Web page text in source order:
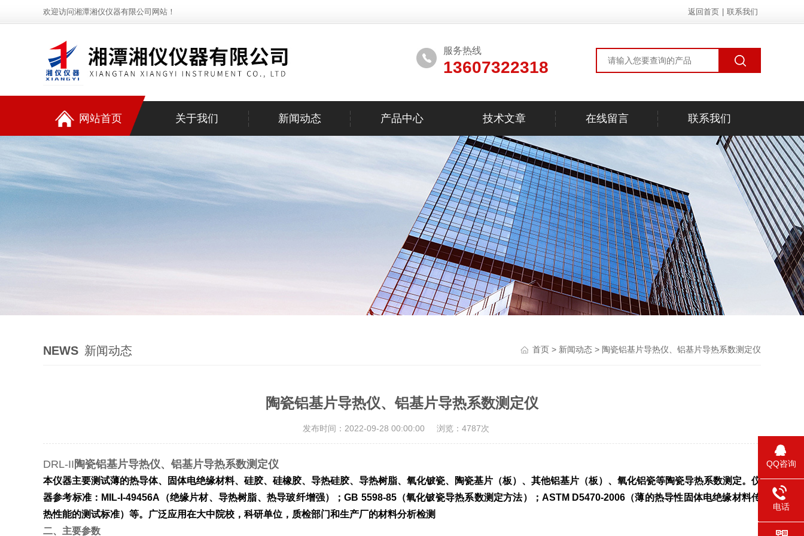
欢迎访问湘潭湘仪仪器有限公司网站！ 返回首页 联系我们
服务热线
13607322318
网站首页 关于我们 新闻动态 产品中心 技术文章 在线留言 联系我们
NEWS 新闻动态 首页 > 新闻动态 > 陶瓷铝基片导热仪、铝基片导热系数测定仪
陶瓷铝基片导热仪、铝基片导热系数测定仪
发布时间：2022-09-28 00:00:00 浏览：4787次
DRL-II 陶瓷铝基片导热仪、铝基片导热系数测定仪
本仪器主要测试薄的热导体、固体电绝缘材料、硅胶、硅橡胶、导热硅胶、导热树脂、氧化铍瓷、陶瓷基片（板）、其他铝基片（板）、氧化铝瓷等陶瓷导热系数测定。仪
器参考标准： MIL-I-49456A （绝缘片材、导热树脂、热导玻纤增强）；GB 5598-85（氧化铍瓷导热系数测定方法）； ASTM D5470-2006 （薄的热导性固体电绝缘材料传
热性能的测试标准）等。广泛应用在大中院校，科研单位，质检部门和生产厂的材料分析检测
二、主要参数
QQ咨询
电话